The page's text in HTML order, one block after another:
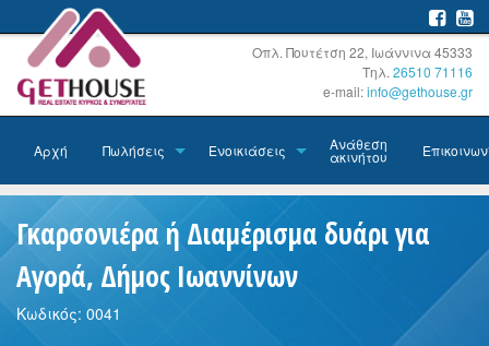
Οπλ. Πουτέτση 22, Ιωάννινα 45333
Τηλ. 26510 71116
e-mail:info@gethouse.gr
Αρχή Πωλήσεις Ενοικιάσεις Ανάθεση
ακινήτου
Γκαρσονιέρα ή Διαμέρισμα δυάρι για
Αγορά, Δήμος Ιωαννίνων
Κωδικός: 0041